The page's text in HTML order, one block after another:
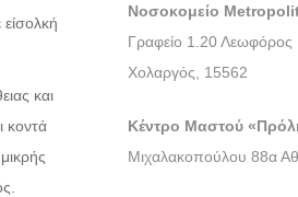
και
κοντά
Νοσοκομείο
Γραφείο 1.20 Λεωφόρος
Χολαργός, 15562
Κέντρο Μαστού
Μιχαλακοπούλου 88α